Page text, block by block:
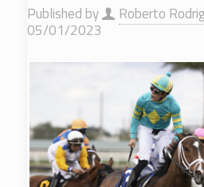
Published by Roberto
05/01/2023